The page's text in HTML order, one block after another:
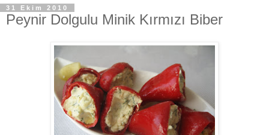
31 Ekim 2010
Peynir Dolgulu Minik Kırmızı Biber